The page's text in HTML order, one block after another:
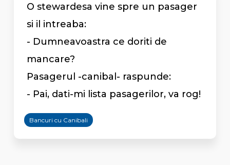
O stewardesa vine spre un pasager
si il intreaba:
- Dumneavoastra ce doriti de
mancare?
Pasagerul -canibal- raspunde:
- Pai, dati-mi lista pasagerilor, va rog!
Bancuri cu Canibali